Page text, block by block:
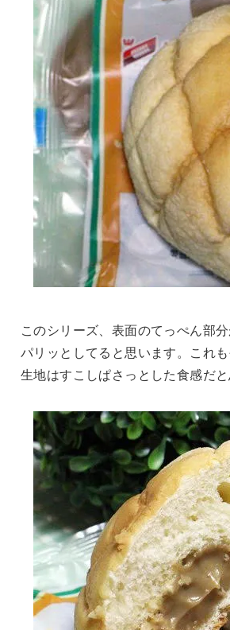
このシリーズ、表面のてっぺん部
パリッとしてると思います。これ
生地はすこしぱさっとした食感だと